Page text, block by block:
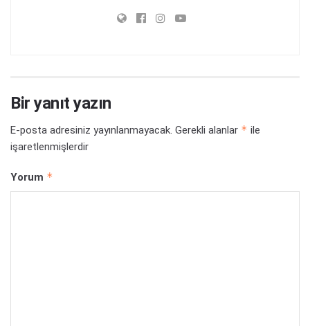
Bir yanıt yazın
E-posta adresiniz yayınlanmayacak. Gerekli alanlar * ile
işaretlenmişlerdir
Yorum *